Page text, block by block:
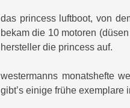
das princess luftboot, von
bekam die 10 motoren
hersteller die princess auf.
westermanns monatshefte
gibt’s einige frühe exemplare